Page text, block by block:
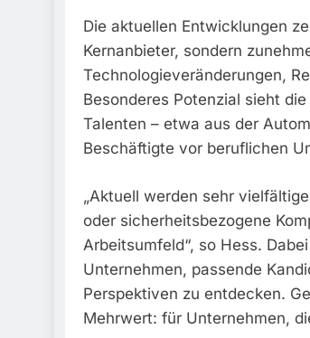
Die aktuellen Entwicklungen
Kernanbieter, sondern
Technologieveränderungen,
Besonderes Potenzial sieht
Talenten – etwa aus der
Beschäftigte vor beruflichen
„Aktuell werden sehr
oder sicherheitsbezogene
Arbeitsumfeld“, so Hess.
Unternehmen, passende
Perspektiven zu entdecken.
Mehrwert: für Unternehmen,